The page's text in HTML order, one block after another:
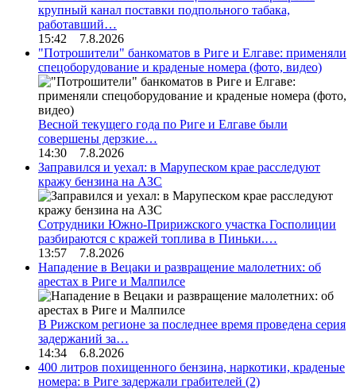
крупный канал поставки подпольного табака,
работавший…
15:42 7.8.2026
"Потрошители" банкоматов в Риге и Елгаве: применяли
спецоборудование и краденые номера (фото, видео)
Весной текущего года по Риге и Елгаве были
совершены дерзкие…
14:30 7.8.2026
Заправился и уехал: в Марупеском крае расследуют
кражу бензина на АЗС
Сотрудники Южно-Пририжского участка Госполиции
разбираются с кражей топлива в Пиньки.…
13:57 7.8.2026
Нападение в Вецаки и развращение малолетних: об
арестах в Риге и Малпилсе
В Рижском регионе за последнее время проведена серия
задержаний за…
14:34 6.8.2026
400 литров похищенного бензина, наркотики, краденые
номера: в Риге задержали грабителей (2)